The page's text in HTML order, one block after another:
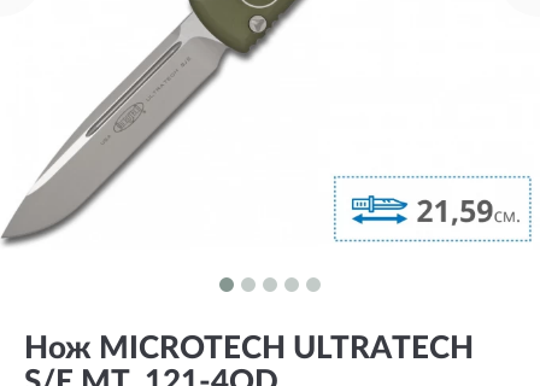
Нож MICROTECH ULTRATECH